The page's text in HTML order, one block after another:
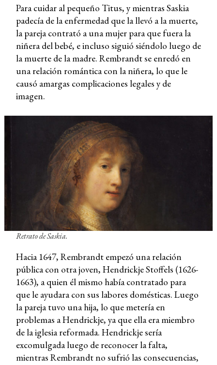
Para cuidar al pequeño Titus, y mientras Saskia
padecía de la enfermedad que la llevó a la muerte,
la pareja contrató a una mujer para que fuera la
niñera del bebé, e incluso siguió siéndolo luego de
la muerte de la madre. Rembrandt se enredó en
una relación romántica con la niñera, lo que le
causó amargas complicaciones legales y de
imagen.
Retrato de Saskia.
Hacia 1647, Rembrandt empezó una relación
pública con otra joven, Hendrickje Stoffels (1626-
1663), a quien él mismo había contratado para
que le ayudara con sus labores domésticas. Luego
la pareja tuvo una hija, lo que metería en
problemas a Hendrickje, ya que ella era miembro
de la iglesia reformada. Hendrickje sería
excomulgada luego de reconocer la falta,
mientras Rembrandt no sufrió las consecuencias,